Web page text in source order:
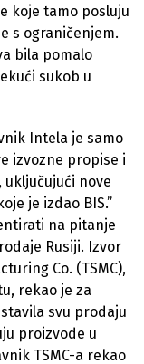
koje tamo posluju
s ograničenjem.
bila pomalo
sukob u
Intela je samo
izvozne propise i
uključujući nove
je izdao BIS.”
na pitanje
Rusiji. Izvor
Co. (TSMC),
rekao je za
svu prodaju
proizvode u
TSMC-a rekao